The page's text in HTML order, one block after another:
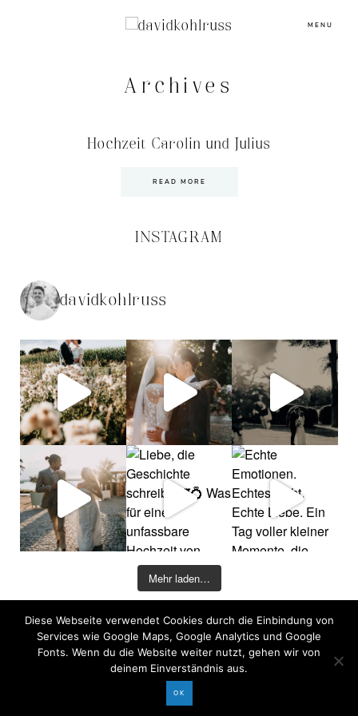
MENU
Archives
Hochzeit Carolin und Julius
READ MORE
INSTAGRAM
davidkohlruss
Mehr laden…
©2026 COPYRIGHT DAVID KOHLRUSS
Impressum Datenschutz
Diese Webseite verwendet Cookies durch die Einbindung von
Services wie Google Maps, Google Analytics und Google
Fonts. Wenn du die Website weiter nutzt, gehen wir von
deinem Einverständnis aus.
OK